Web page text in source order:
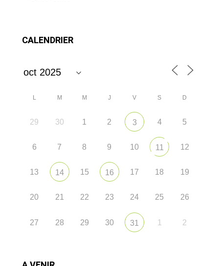
CALENDRIER
L M M J V S D
29 30 1 2 3 4 5
6 7 8 9 10 11 12
13 14 15 16 17 18 19
20 21 22 23 24 25 26
27 28 29 30 31 1 2